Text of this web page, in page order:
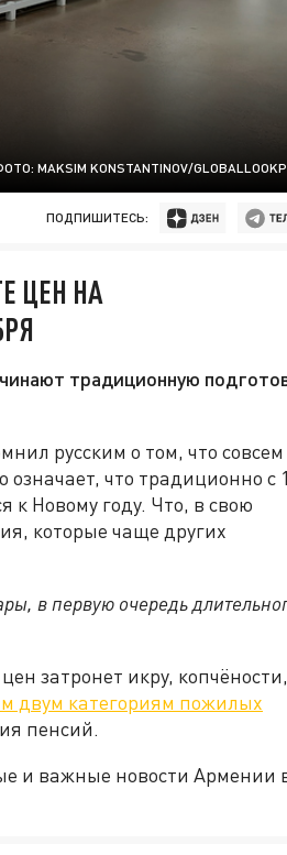
MAKSIM KONSTANTINOV/
ПОДПИШИТЕСЬ:
ЦЕН НА
традиционную
русским о том, что совсем
означает, что традиционно с 1
к Новому году. Что, в свою
которые чаще других
в первую очередь
затронет икру, копчёности,
двум категориям пожилых
пенсий.
и важные новости Армении